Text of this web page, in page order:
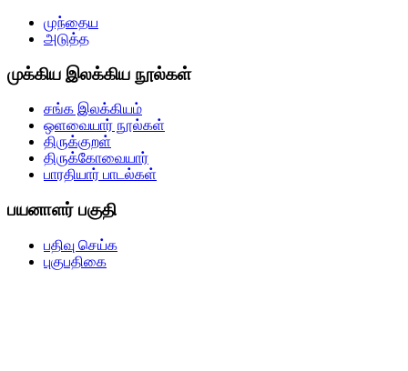
முந்தைய
அடுத்த
முக்கிய இலக்கிய நூல்கள்
சங்க இலக்கியம்
ஒளவையார் நூல்கள்
திருக்குறள்
திருக்கோவையார்
பாரதியார் பாடல்கள்
பயனாளர் பகுதி
பதிவு செய்க
புகுபதிகை